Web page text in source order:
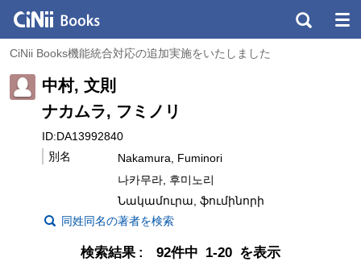
CiNii Books機能統合対応の追加実施をいたしました
中村, 文則
ナカムラ, フミノリ
ID:DA13992840
別名
Nakamura, Fuminori
나카무라, 후미노리
Նակամուրա, ֆումինորի
同姓同名の著者を検索
検索結果 92件中 1-20 を表示